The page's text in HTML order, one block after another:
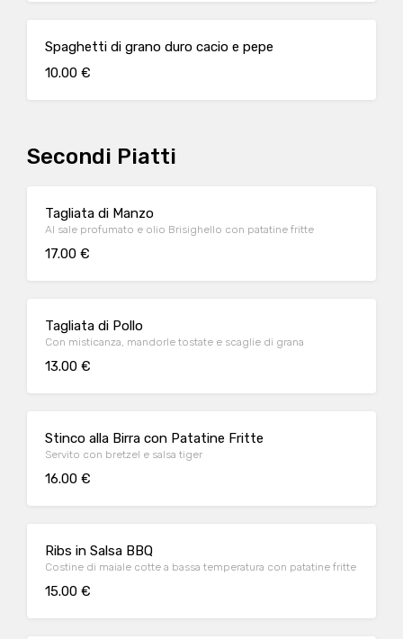
Spaghetti di grano duro cacio e pepe
10.00 €
Secondi Piatti
Tagliata di Manzo
Al sale profumato e olio Brisighello con patatine fritte
17.00 €
Tagliata di Pollo
Con misticanza, mandorle tostate e scaglie di grana
13.00 €
Stinco alla Birra con Patatine Fritte
Servito con bretzel e salsa tiger
16.00 €
Ribs in Salsa BBQ
Costine di maiale cotte a bassa temperatura con patatine fritte
15.00 €